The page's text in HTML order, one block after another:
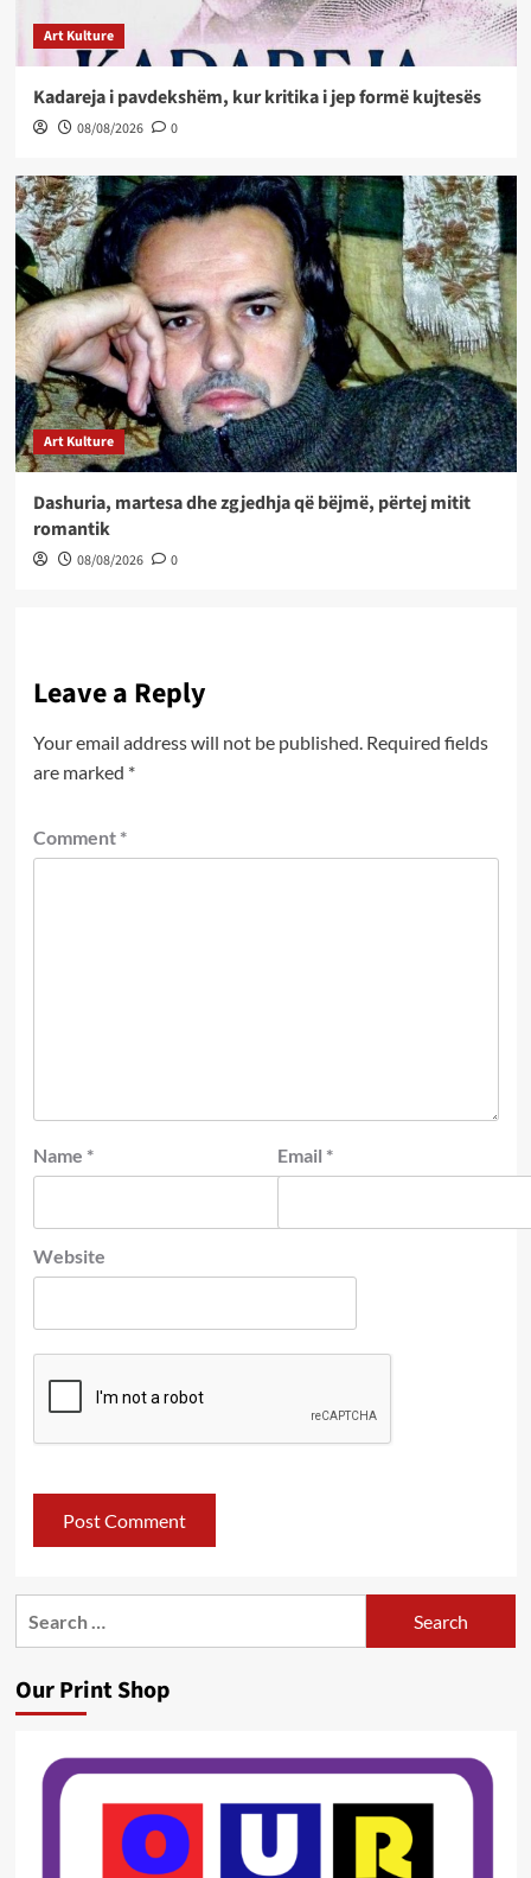
Art Kulture
Kadareja i pavdekshëm, kur kritika i jep formë kujtesës
08/08/2026 0
Art Kulture
Dashuria, martesa dhe zgjedhja që bëjmë, përtej mitit
romantik
08/08/2026 0
Leave a Reply
Your email address will not be published. Required fields
are marked *
Comment *
Name * Email *
Website
Our Print Shop